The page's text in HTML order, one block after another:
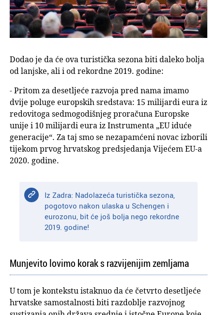
Dodao je da će ova turistička sezona biti daleko bolja
od lanjske, ali i od rekordne 2019. godine:
- Pritom za desetljeće razvoja pred nama imamo
dvije poluge europskih sredstava: 15 milijardi eura iz
redovitoga sedmogodišnjeg proračuna Europske
unije i 10 milijardi eura iz Instrumenta „EU iduće
generacije“. Za taj smo se nezapamćeni novac izborili
tijekom prvog hrvatskog predsjedanja Vijećem EU-a
2020. godine.
Iz Zadra: Nadolazeća turistička sezona,
pogotovo nakon ulaska u Schengen i
eurozonu, bit će još bolja nego rekordne
2019. godine!
Munjevito lovimo korak s razvijenijim zemljama
U tom je kontekstu istaknuo da će četvrto desetljeće
hrvatske samostalnosti biti razdoblje razvojnog